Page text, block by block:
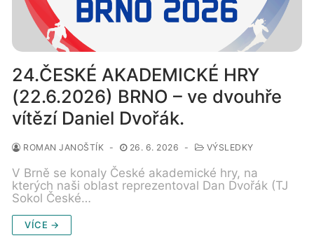
24.ČESKÉ AKADEMICKÉ HRY
(22.6.2026) BRNO – ve dvouhře
vítězí Daniel Dvořák.
ROMAN JANOŠTÍK - 26. 6. 2026 - VÝSLEDKY
V Brně se konaly České akademické hry, na
kterých naši oblast reprezentoval Dan Dvořák (TJ
Sokol České…
VÍCE →